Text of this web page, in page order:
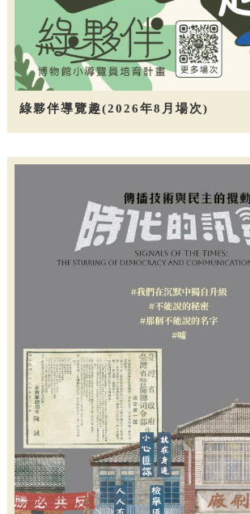
綠夥伴導覽趣(2026年8月場次)